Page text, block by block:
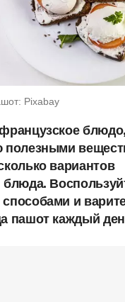
Pixabay
полезными
вариантов
блюда.
и
пашот каждый